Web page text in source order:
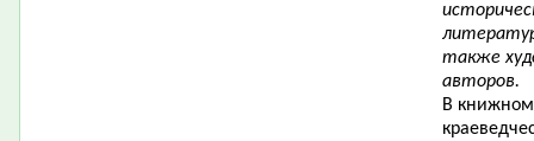
также
авторов.
В книжном